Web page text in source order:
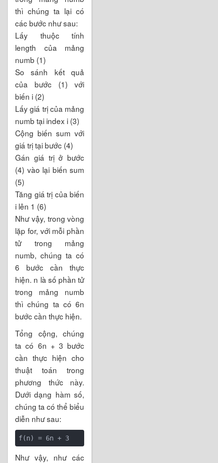
thì chúng ta lại có
các bước như sau:
Lấy thuộc tính
length của mảng
numb (1)
So sánh kết quả
của bước (1) với
biến i (2)
Lấy giá trị của mảng
numb tại index i (3)
Cộng biến sum với
giá trị tại bước (4)
Gán giá trị ở bước
(4) vào lại biến sum
(5)
Tăng giá trị của biến
i lên 1 (6)
Như vậy, trong vòng
lặp for, với mỗi phần
tử trong mảng
numb, chúng ta có
6 bước cần thực
hiện. n là số phần tử
trong mảng numb
thì chúng ta có 6n
bước cần thực hiện.
Tổng cộng, chúng
ta có 6n + 3 bước
cần thực hiện cho
thuật toán trong
phương thức này.
Dưới dạng hàm số,
chúng ta có thể biểu
diễn như sau:
Như vậy, như các